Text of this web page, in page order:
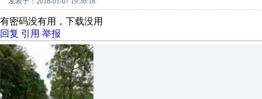
有密码没有用，下载没用
回复 引用 举报